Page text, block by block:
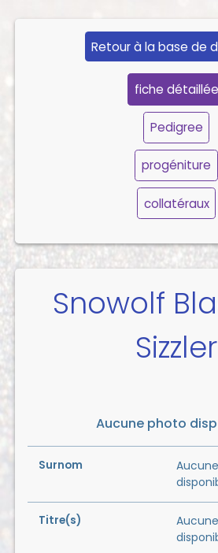
Retour à la base de
fiche détaillée
Pedigree
progéniture
collatéraux
Snowolf
Sizzler
Aucune photo
Surnom
Titre(s)